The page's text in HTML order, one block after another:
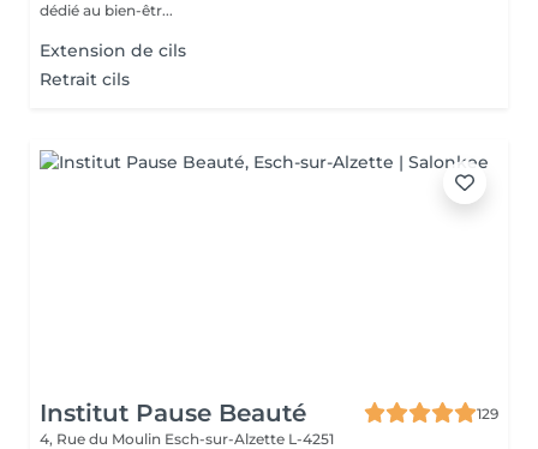
dédié au bien-êtr...
Extension de cils
Retrait cils
Institut Pause Beauté
129
4, Rue du Moulin Esch-sur-Alzette L-4251